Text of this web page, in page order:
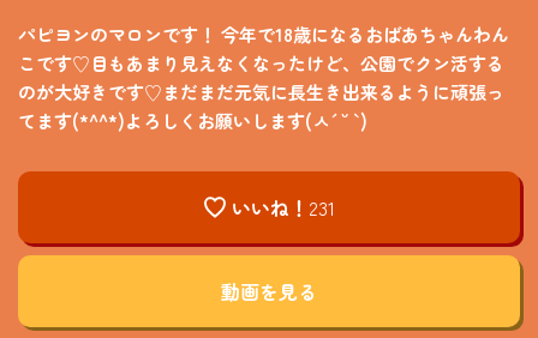
パピヨンのマロンです！ 今年で18歳になるおばあちゃんわん
こです♡目もあまり見えなくなったけど、公園でクン活する
のが大好きです♡まだまだ元気に長生き出来るように頑張っ
てます(*^^*)よろしくお願いします(ㅅ´ ˘ `)
いいね！ 231
動画を見る